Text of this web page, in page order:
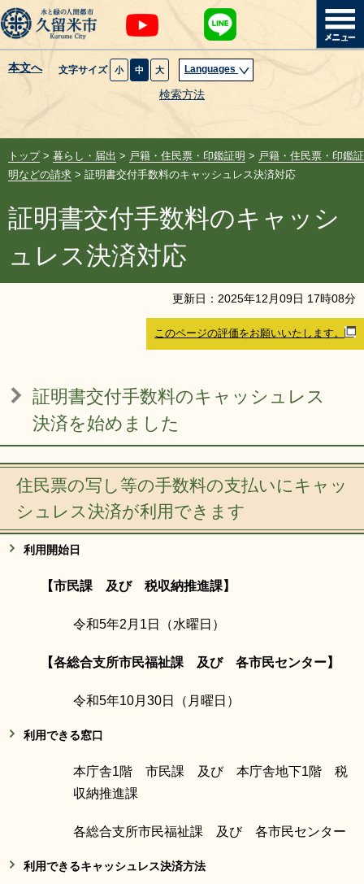
本文へ 文字サイズ 小 中 大 Languages
検索方法
暮らし・届出
健康・医療・福祉
観光魅力・イベント
創業・産業・ビジネス
組織から探す
RSS
閉じる
トップ> 暮らし・届出 > 戸籍・住民票・印鑑証明 > 戸籍・住民票・印鑑証
明などの請求 > 証明書交付手数料のキャッシュレス決済対応
証明書交付手数料のキャッシ
ュレス決済対応
更新日： 2025年12 月09日 17時08分
このページの評価をお願いいたします。
証明書交付手数料のキャッシュレス
決済を始めました
住民票の写し等の手数料の支払いにキャッ
シュレス決済が利用できます
利用開始日
​【市民課 及び 税収納推進課】
令和5年2月1日（水曜日）
【各総合支所市民福祉課 及び 各市民センター】
令和5年10月30日（月曜日）
利用できる窓口
本庁舎1階 市民課 及び 本庁舎地下1階 税
収納推進課
各総合支所市民福祉課 及び 各市民センター
利用できるキャッシュレス決済方法